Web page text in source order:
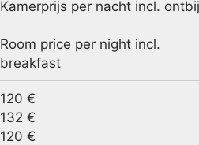
Kamerprijs per nacht incl.
Room price per night incl.
breakfast
120 €
132 €
120 €